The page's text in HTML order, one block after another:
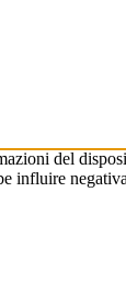
del
influire